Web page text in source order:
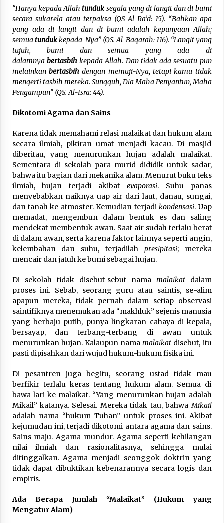
“Hanya kepada Allahtunduk segala yang di langit dan di bumi
secara sukarela atau terpaksa (QS Al-Ra’d: 15). “Bahkan apa
yang ada di langit dan di bumi adalah kepunyaan Allah;
semuatundukkepada-Nya” (QS. Al-Baqarah: 116). “Langit yang
tujuh, bumi dan semua yang ada di
dalamnya bertasbihkepada Allah. Dan tidak ada sesuatu pun
melainkanbertasbihdengan memuji-Nya, tetapi kamu tidak
mengerti tasbih mereka. Sungguh, Dia Maha Penyantun, Maha
Pengampun” (QS. Al-Isra: 44).
Dikotomi Agama dan Sains
Karena tidak memahami relasi malaikat dan hukum alam
secara ilmiah, pikiran umat menjadi kacau. Di masjid
diberitau, yang menurunkan hujan adalah malaikat.
Sementara di sekolah para murid dididik untuk sadar,
bahwa itu bagian dari mekanika alam. Menurut buku teks
ilmiah, hujan terjadi akibat evaporasi. Suhu panas
menyebabkan naiknya uap air dari laut, danau, sungai,
dan tanah ke atmosfer. Kemudian terjadikondensasi. Uap
memadat, mengembun dalam bentuk es dan saling
mendekat membentuk awan. Saat air sudah terlalu berat
di dalam awan, serta karena faktor lainnya seperti angin,
kelembahan dan suhu, terjadilah presipitasi; mereka
mencair dan jatuh ke bumi sebagai hujan.
Di sekolah tidak disebut-sebut nama malaikat dalam
proses ini. Sebab, seorang guru atau saintis, se-alim
apapun mereka, tidak pernah dalam setiap observasi
saintifiknya menemukan ada “makhluk” sejenis manusia
yang berbaju putih, punya lingkaran cahaya di kepala,
bersayap, dan terbang-terbang di awan untuk
menurunkan hujan. Kalaupun namamalaikat disebut, itu
pasti dipisahkan dari wujud hukum-hukum fisika ini.
Di pesantren juga begitu, seorang ustad tidak mau
berfikir terlalu keras tentang hukum alam. Semua di
bawa lari ke malaikat. “Yang menurunkan hujan adalah
Mikail” katanya. Selesai. Mereka tidak tau, bahwaMikail
adalah nama “hukum Tuhan” untuk proses ini. Akibat
kejumudan ini, terjadi dikotomi antara agama dan sains.
Sains maju. Agama mundur. Agama seperti kehilangan
nilai ilmiah dan rasionalitasnya, sehingga mulai
ditinggalkan. Agama menjadi seonggok doktrin yang
tidak dapat dibuktikan kebenarannya secara logis dan
empiris.
Ada Berapa Jumlah “Malaikat” (Hukum yang
Mengatur Alam)